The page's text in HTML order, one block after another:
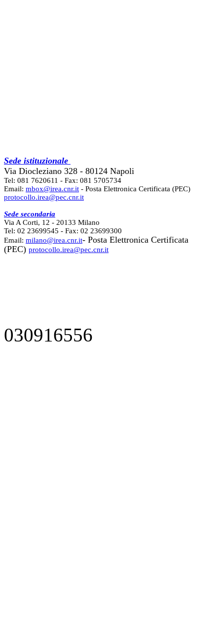
Sede istituzionale
Via Diocleziano 328 - 80124 Napoli
Tel: 081 7620611 - Fax: 081 5705734
Email: mbox@irea.cnr.it - Posta Elettronica Certificata (PEC)
protocollo.irea@pec.cnr.it
Sede secondaria
Via A Corti, 12 - 20133 Milano
Tel: 02 23699545 - Fax: 02 23699300
Email: milano@irea.cnr.it- Posta Elettronica Certificata
(PEC) protocollo.irea@pec.cnr.it
030916556